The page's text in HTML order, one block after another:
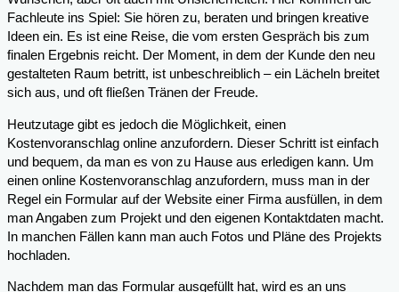
Fachleute ins Spiel: Sie hören zu, beraten und bringen kreative
Ideen ein. Es ist eine Reise, die vom ersten Gespräch bis zum
finalen Ergebnis reicht. Der Moment, in dem der Kunde den neu
gestalteten Raum betritt, ist unbeschreiblich – ein Lächeln breitet
sich aus, und oft fließen Tränen der Freude.
Heutzutage gibt es jedoch die Möglichkeit, einen
Kostenvoranschlag online anzufordern. Dieser Schritt ist einfach
und bequem, da man es von zu Hause aus erledigen kann. Um
einen online Kostenvoranschlag anzufordern, muss man in der
Regel ein Formular auf der Website einer Firma ausfüllen, in dem
man Angaben zum Projekt und den eigenen Kontaktdaten macht.
In manchen Fällen kann man auch Fotos und Pläne des Projekts
hochladen.
Nachdem man das Formular ausgefüllt hat, wird es an uns